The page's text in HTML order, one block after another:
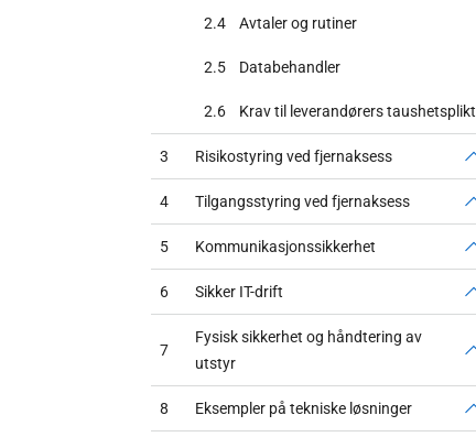
2.4 Avtaler og rutiner
2.5 Databehandler
2.6 Krav til leverandørers taushetsplikt
3 Risikostyring ved fjernaksess
4 Tilgangsstyring ved fjernaksess
5 Kommunikasjonssikkerhet
6 Sikker IT-drift
7
Fysisk sikkerhet og håndtering av
utstyr
8 Eksempler på tekniske løsninger